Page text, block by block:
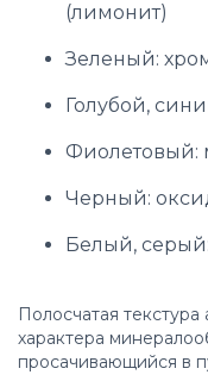
(лимонит)
Зеленый:
Голубой,
Фиолетовый:
Черный:
Белый,
Полосчатая
характера
просачивающийся в